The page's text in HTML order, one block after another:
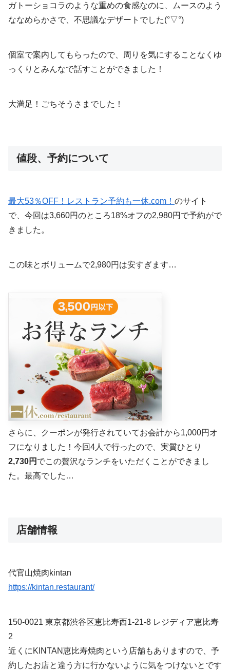
ガトーショコラのような重めの食感なのに、ムースのよう
ななめらかさで、不思議なデザートでした(°▽°)
個室で案内してもらったので、周りを気にすることなくゆ
っくりとみんなで話すことができました！
大満足！ごちそうさまでした！
値段、予約について
最大53％OFF！レストラン予約も一休.com！ のサイト
で、今回は3,660円のところ18%オフの2,980円で予約がで
きました。
この味とボリュームで2,980円は安すぎます…
さらに、クーポンが発行されていてお会計から1,000円オ
フになりました！今回4人で行ったので、実質ひとり
2,730円 でこの贅沢なランチをいただくことができまし
た。最高でした…
店舗情報
代官山焼肉kintan
https://kintan.restaurant/
150-0021 東京都渋谷区恵比寿西1-21-8 レジディア恵比寿
2
近くにKINTAN恵比寿焼肉という店舗もありますので、予
約したお店と違う方に行かないように気をつけないとです